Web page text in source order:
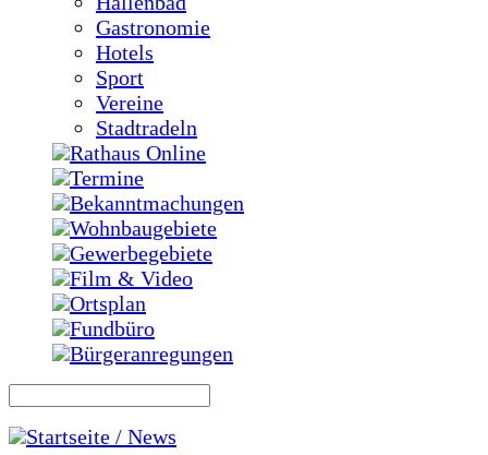
Gastronomie
Hotels
Sport
Vereine
Stadtradeln
Rathaus Online
Termine
Bekanntmachungen
Wohnbaugebiete
Gewerbegebiete
Film & Video
Ortsplan
Fundbüro
Bürgeranregungen
Startseite / News